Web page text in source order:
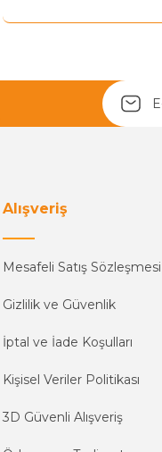
Alışveriş
Mesafeli Satış Sözleşmesi
Gizlilik ve Güvenlik
İptal ve İade Koşulları
Kişisel Veriler Politikası
3D Güvenli Alışveriş